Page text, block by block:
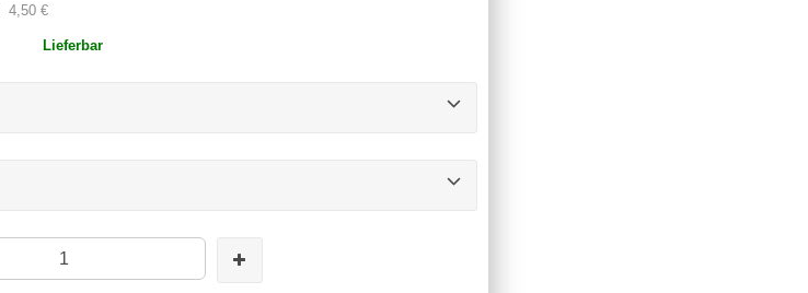
4,50 €
Lieferbar